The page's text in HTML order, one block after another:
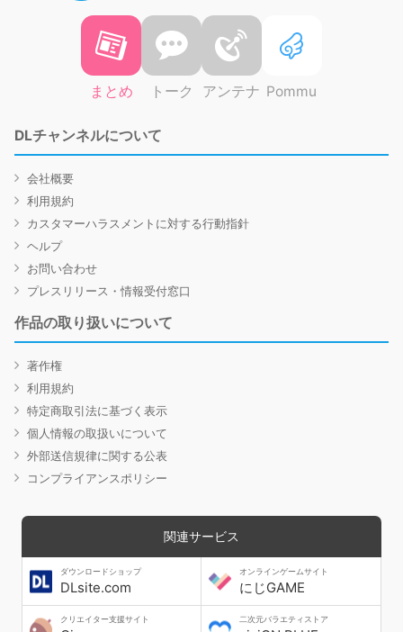
まとめ トーク アンテナ Pommu
DLチャンネルについて
会社概要
利用規約
カスタマーハラスメントに対する行動指針
ヘルプ
お問い合わせ
プレスリリース・情報受付窓口
作品の取り扱いについて
著作権
利用規約
特定商取引法に基づく表示
個人情報の取扱いについて
外部送信規律に関する公表
コンプライアンスポリシー
関連サービス
ダウンロードショップ
DLsite.com
オンラインゲームサイト
にじGAME
クリエイター支援サイト 二次元バラエティストア